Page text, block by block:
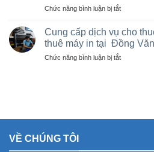
động
ở
thanh
các
công
nghiệp
Photocopy
phòng
giá
rẻ
Chức năng bình luận bị tắtở
cấp
máy
hủy
tài
doanh
đại
Cung cấp dịch vụ cho
thuê máy in tại Đồng
Chức năng bình luận bị tắtở
thuê
VỀ CHÚNG TÔI